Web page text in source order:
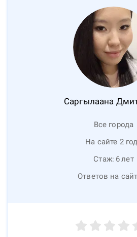
Саргылаана
Все города
На сайте 2
Стаж: 6лет
Ответов на